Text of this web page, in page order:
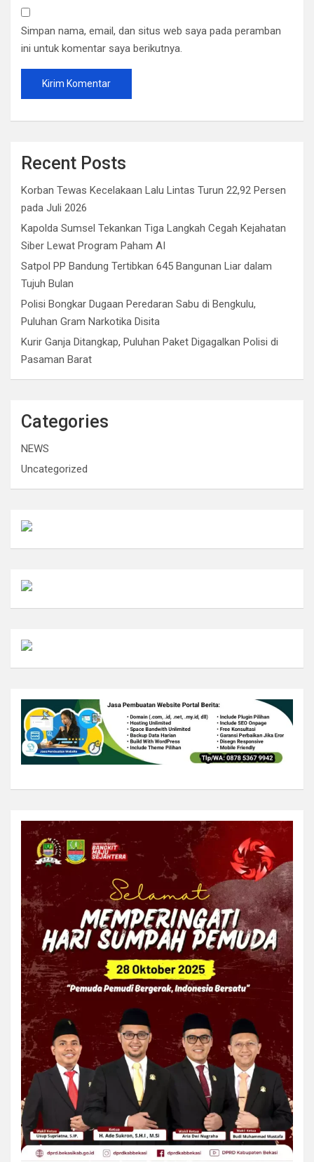
Simpan nama, email, dan situs web saya pada peramban
ini untuk komentar saya berikutnya.
Recent Posts
Korban Tewas Kecelakaan Lalu Lintas Turun 22,92 Persen
pada Juli 2026
Kapolda Sumsel Tekankan Tiga Langkah Cegah Kejahatan
Siber Lewat Program Paham AI
Satpol PP Bandung Tertibkan 645 Bangunan Liar dalam
Tujuh Bulan
Polisi Bongkar Dugaan Peredaran Sabu di Bengkulu,
Puluhan Gram Narkotika Disita
Kurir Ganja Ditangkap, Puluhan Paket Digagalkan Polisi di
Pasaman Barat
Categories
NEWS
Uncategorized